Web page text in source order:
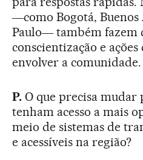
―como Bogotá, Buenos
Paulo― também fazem
conscientização e
envolver a comunidade.
P.O que precisa mudar
tenham acesso a mais
meio de sistemas de
e acessíveis na região?